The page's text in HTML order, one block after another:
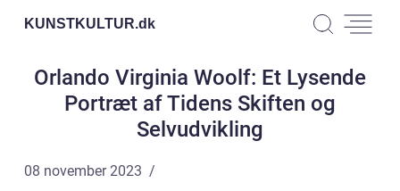
KUNSTKULTUR.dk
Orlando Virginia Woolf: Et Lysende
Portræt af Tidens Skiften og
Selvudvikling
08 november 2023